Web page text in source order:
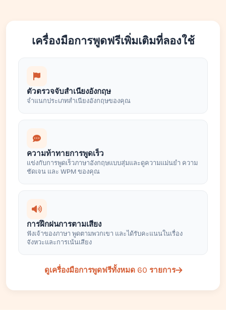
เครื่องมือการพูดฟรีเพิ่มเติมที่ลองใช้
ตัวตรวจจับสำเนียงอังกฤษ
จำแนกประเภทสำเนียงอังกฤษของคุณ
ความท้าทายการพูดเร็ว
แข่งกับการพูดเร็วภาษาอังกฤษแบบสุ่มและดูความแม่นยำ ความ
ชัดเจน และ WPM ของคุณ
การฝึกฝนการตามเสียง
ฟังเจ้าของภาษา พูดตามพวกเขา และได้รับคะแนนในเรื่อง
จังหวะและการเน้นเสียง
ดูเครื่องมือการพูดฟรีทั้งหมด 60 รายการ